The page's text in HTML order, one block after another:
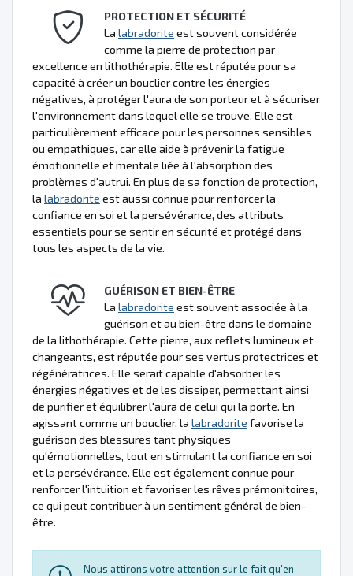
PROTECTION ET SÉCURITÉ
La labradorite est souvent considérée
comme la pierre de protection par
excellence en lithothérapie. Elle est réputée pour sa
capacité à créer un bouclier contre les énergies
négatives, à protéger l'aura de son porteur et à sécuriser
l'environnement dans lequel elle se trouve. Elle est
particulièrement efficace pour les personnes sensibles
ou empathiques, car elle aide à prévenir la fatigue
émotionnelle et mentale liée à l'absorption des
problèmes d'autrui. En plus de sa fonction de protection,
la labradorite est aussi connue pour renforcer la
confiance en soi et la persévérance, des attributs
essentiels pour se sentir en sécurité et protégé dans
tous les aspects de la vie.
GUÉRISON ET BIEN-ÊTRE
La labradorite est souvent associée à la
guérison et au bien-être dans le domaine
de la lithothérapie. Cette pierre, aux reflets lumineux et
changeants, est réputée pour ses vertus protectrices et
régénératrices. Elle serait capable d'absorber les
énergies négatives et de les dissiper, permettant ainsi
de purifier et équilibrer l'aura de celui qui la porte. En
agissant comme un bouclier, la labradorite favorise la
guérison des blessures tant physiques
qu'émotionnelles, tout en stimulant la confiance en soi
et la persévérance. Elle est également connue pour
renforcer l'intuition et favoriser les rêves prémonitoires,
ce qui peut contribuer à un sentiment général de bien-
être.
Nous attirons votre attention sur le fait qu'en